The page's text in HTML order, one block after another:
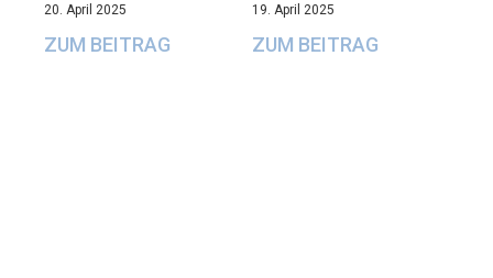
20. April 2025
ZUM BEITRAG
19. April 2025
ZUM BEITRAG